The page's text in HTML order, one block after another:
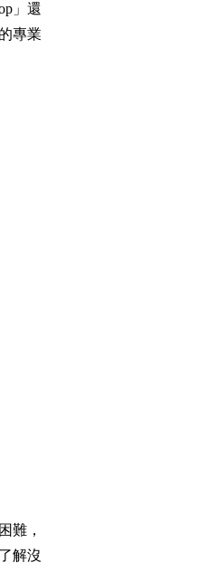
」還
專業
難，
解沒